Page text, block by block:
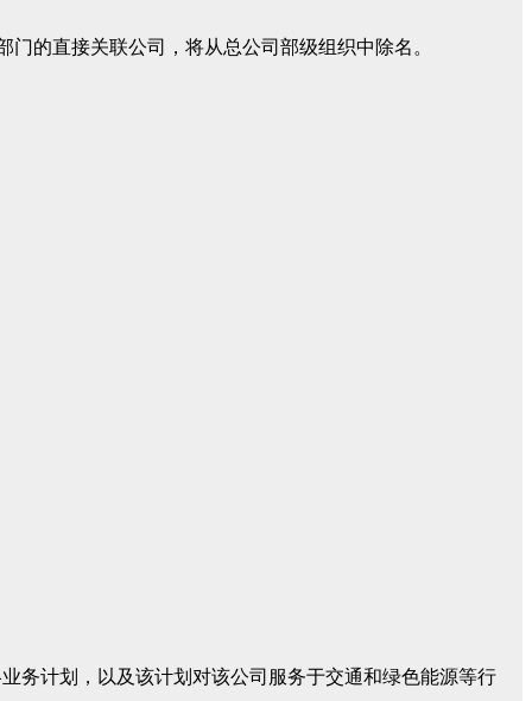
门的直接关联公司，将从总公司部级组织中除名。
务计划，以及该计划对该公司服务于交通和绿色能源等行